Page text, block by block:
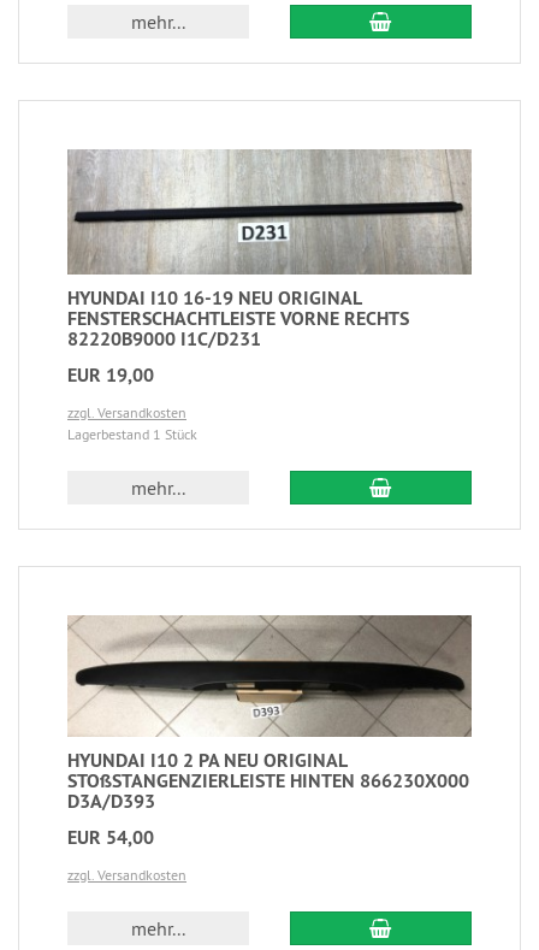
mehr...
HYUNDAI I10 16-19 NEU ORIGINAL
FENSTERSCHACHTLEISTE VORNE RECHTS
82220B9000 I1C/D231
EUR 19,00
zzgl. Versandkosten
Lagerbestand 1 Stück
mehr...
HYUNDAI I10 2 PA NEU ORIGINAL
STOßSTANGENZIERLEISTE HINTEN 866230X000
D3A/D393
EUR 54,00
zzgl. Versandkosten
mehr...